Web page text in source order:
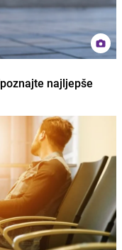
najljepše